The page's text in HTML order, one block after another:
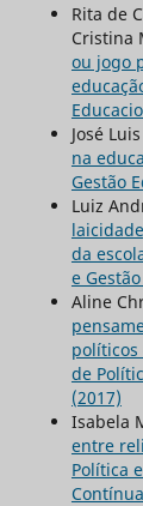
Rita de
Cristina
ou jogo
José
na
Gestão
Luiz
da
e
Aline
políticos
de
(2017)
Isabela
entre
Política
Contínua